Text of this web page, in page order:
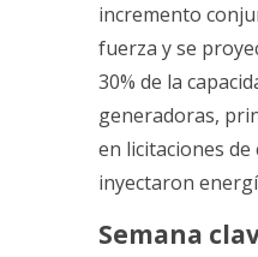
incremento
fuerza y se
30% de la
generadoras,
en licitaciones
inyectaron
Semana